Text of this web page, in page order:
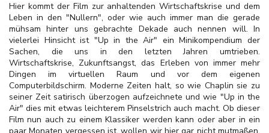
Hier kommt der Film zur anhaltenden Wirtschaftskrise und dem
Leben in den "Nullern", oder wie auch immer man die gerade
mühsam hinter uns gebrachte Dekade auch nennen will. In
vielerlei Hinsicht ist "Up in the Air" ein Minikompendium der
Sachen, die uns in den letzten Jahren umtrieben.
Wirtschaftskrise, Zukunftsangst, das Erleben von immer mehr
Dingen im virtuellen Raum und vor dem eigenen
Computerbildschirm. Moderne Zeiten halt, so wie Chaplin sie zu
seiner Zeit satirisch überzogen aufzeichnete und wie "Up in the
Air" dies mit etwas leichterem Pinselstrich auch macht. Ob dieser
Film nun auch zu einem Klassiker werden kann oder aber in ein